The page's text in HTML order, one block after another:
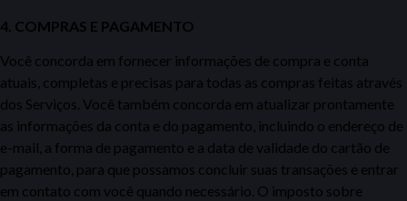
4. COMPRAS E PAGAMENTO
Você concorda em fornecer informações de compra e conta
atuais, completas e precisas para todas as compras feitas através
dos Serviços. Você também concorda em atualizar prontamente
as informações da conta e do pagamento, incluindo o endereço de
e-mail, a forma de pagamento e a data de validade do cartão de
pagamento, para que possamos concluir suas transações e entrar
em contato com você quando necessário. O imposto sobre